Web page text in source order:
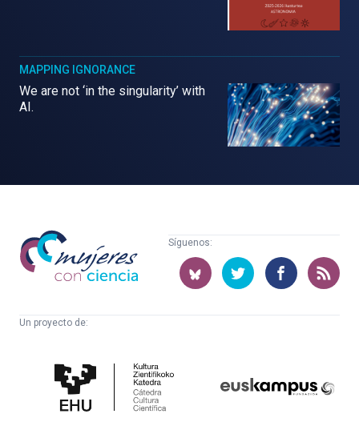
MAPPING IGNORANCE
We are not ‘in the singularity’ with
AI.
Mujeres
con
ciencia
Síguenos:
Un proyecto de:
Cultura
Científica